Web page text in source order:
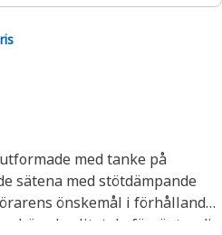
med tanke på
sätena med stötdämpande
önskemål i förhållande
höga kvalitet du förväntar dig